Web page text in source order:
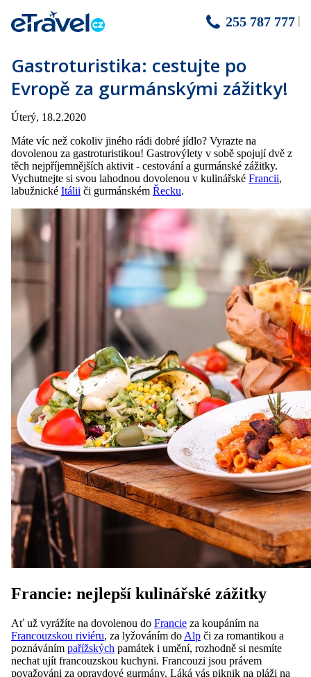
255 787 777
Gastroturistika: cestujte po
Evropě za gurmánskými zážitky!
Úterý, 18.2.2020
Máte víc než cokoliv jiného rádi dobré jídlo? Vyrazte na
dovolenou za gastroturistikou! Gastrovýlety v sobě spojují dvě z
těch nejpříjemnějších aktivit - cestování a gurmánské zážitky.
Vychutnejte si svou lahodnou dovolenou v kulinářské Francii,
labužnické Itálii či gurmánském Řecku.
Francie: nejlepší kulinářské zážitky
Ať už vyrážíte na dovolenou do Francie za koupáním na
Francouzskou riviéru, za lyžováním do Alp či za romantikou a
poznáváním pařížských památek i umění, rozhodně si nesmíte
nechat ujít francouzskou kuchyni. Francouzi jsou právem
považováni za opravdové gurmány. Láká vás piknik na pláži na